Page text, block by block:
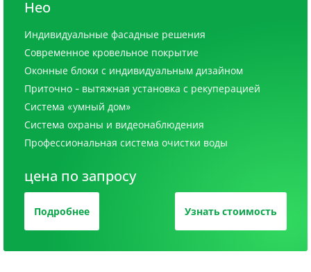
Нео
Индивидуальные фасадные решения
Современное кровельное покрытие
Оконные блоки с индивидуальным дизайном
Приточно - вытяжная установка с рекуперацией
Система «умный дом»
Система охраны и видеонаблюдения
Профессиональная система очистки воды
цена по запросу
Подробнее Узнать стоимость